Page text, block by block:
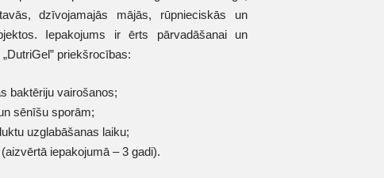
dzīvojamajās mājās, rūpnieciskās un
Iepakojums ir ērts pārvadāšanai un
priekšrocības:
baktēriju vairošanos;
sēnīšu sporām;
uzglabāšanas laiku;
iepakojumā – 3 gadi).